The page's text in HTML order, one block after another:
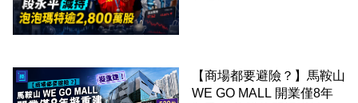
【商場都要避險？】馬鞍山
WE GO MALL 開業僅8年